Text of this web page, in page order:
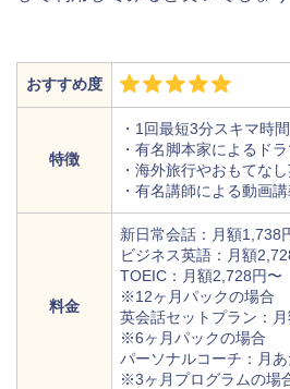
おすすめ度
特徴
・1回最短3分スキマ時
・有名脚本家によるド
・海外旅行やおもてな
・有名講師による動画
料金
新日常会話：月額1,738
ビジネス英語：月額
TOEIC：月額2,728円〜
※12ヶ月パックの場合
英会話セットプラン：
※6ヶ月パックの場合
パーソナルコーチ：月
※3ヶ月プログラムの場